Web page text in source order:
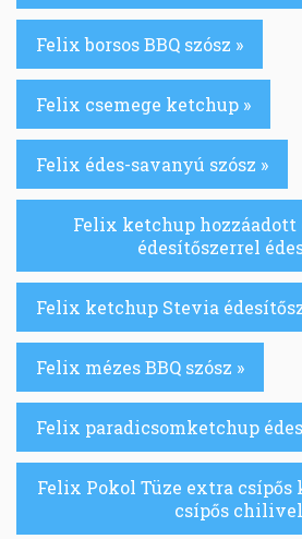
Felix borsos BBQ szósz »
Felix csemege ketchup »
Felix édes-savanyú szósz »
Felix ketchup
édesítőszerrel
Felix ketchup Stevia
Felix mézes BBQ szósz »
Felix paradicsomketchup
Felix Pokol Tüze extra
csípős chilivel